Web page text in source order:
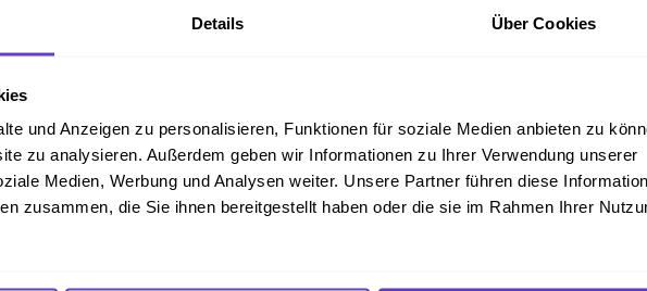
Details Über Cookies
und Anzeigen zu personalisieren, Funktionen für soziale Medien anbieten zu
zu analysieren. Außerdem geben wir Informationen zu Ihrer Verwendung unserer
Medien, Werbung und Analysen weiter. Unsere Partner führen diese
zusammen, die Sie ihnen bereitgestellt haben oder die sie im Rahmen Ihrer